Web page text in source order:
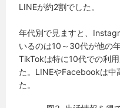
LINEが約2割でした。
年代別で見ますと、
いるのは10～30代が他の
TikTokは特に10代での利
た。LINEやFacebookは中
た。